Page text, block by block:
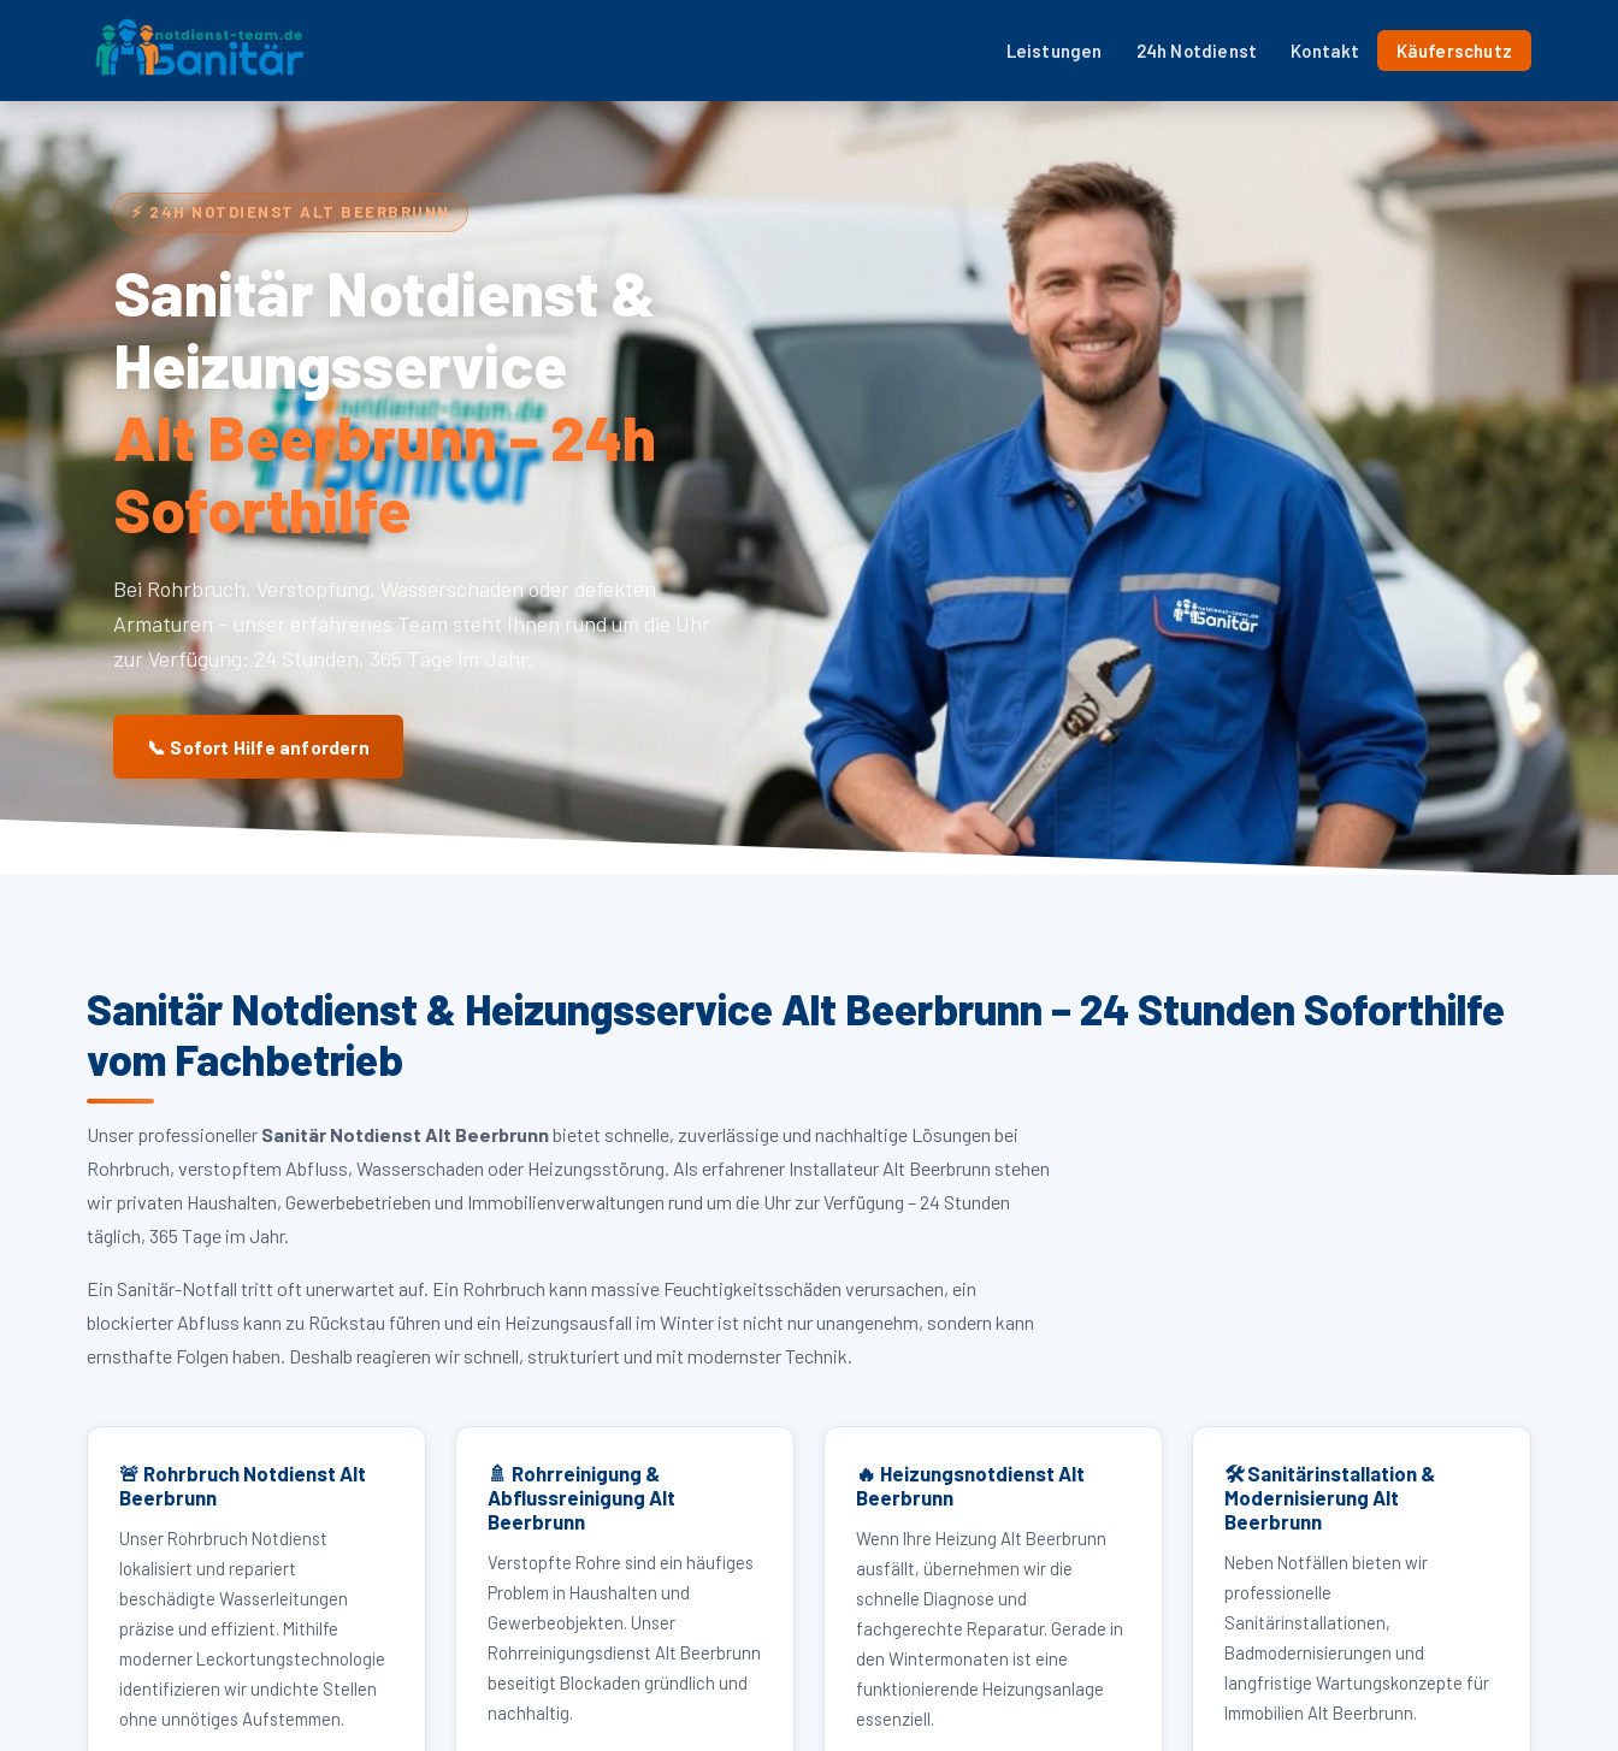
Leistungen 24h Notdienst Kontakt Käuferschutz
⚡ 24H NOTDIENST ALT BEERBRUNN
Sanitär Notdienst &
Heizungsservice
Alt Beerbrunn – 24h
Soforthilfe
Bei Rohrbruch, Verstopfung, Wasserschaden oder defekten
Armaturen – unser erfahrenes Team steht Ihnen rund um die Uhr
zur Verfügung: 24 Stunden, 365 Tage im Jahr.
📞 Sofort Hilfe anfordern
Sanitär Notdienst & Heizungsservice Alt Beerbrunn – 24 Stunden Soforthilfe
vom Fachbetrieb
Unser professioneller Sanitär Notdienst Alt Beerbrunnbietet schnelle, zuverlässige und nachhaltige Lösungen bei
Rohrbruch, verstopftem Abfluss, Wasserschaden oder Heizungsstörung. Als erfahrener Installateur Alt Beerbrunn stehen
wir privaten Haushalten, Gewerbebetrieben und Immobilienverwaltungen rund um die Uhr zur Verfügung – 24 Stunden
täglich, 365 Tage im Jahr.
Ein Sanitär-Notfall tritt oft unerwartet auf. Ein Rohrbruch kann massive Feuchtigkeitsschäden verursachen, ein
blockierter Abfluss kann zu Rückstau führen und ein Heizungsausfall im Winter ist nicht nur unangenehm, sondern kann
ernsthafte Folgen haben. Deshalb reagieren wir schnell, strukturiert und mit modernster Technik.
🚨 Rohrbruch Notdienst Alt
Beerbrunn
Unser Rohrbruch Notdienst
lokalisiert und repariert
beschädigte Wasserleitungen
präzise und effizient. Mithilfe
moderner Leckortungstechnologie
identifizieren wir undichte Stellen
ohne unnötiges Aufstemmen.
🚿 Rohrreinigung &
Abflussreinigung Alt
Beerbrunn
Verstopfte Rohre sind ein häufiges
Problem in Haushalten und
Gewerbeobjekten. Unser
Rohrreinigungsdienst Alt Beerbrunn
beseitigt Blockaden gründlich und
nachhaltig.
🔥 Heizungsnotdienst Alt
Beerbrunn
Wenn Ihre Heizung Alt Beerbrunn
ausfällt, übernehmen wir die
schnelle Diagnose und
fachgerechte Reparatur. Gerade in
den Wintermonaten ist eine
funktionierende Heizungsanlage
essenziell.
🛠 Sanitärinstallation &
Modernisierung Alt
Beerbrunn
Neben Notfällen bieten wir
professionelle
Sanitärinstallationen,
Badmodernisierungen und
langfristige Wartungskonzepte für
Immobilien Alt Beerbrunn.